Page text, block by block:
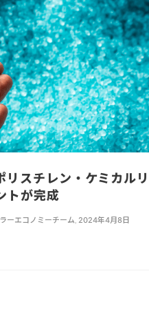
リスチレン・ケミカル
トが完成
ーエコノミーチーム 2024年4月8日